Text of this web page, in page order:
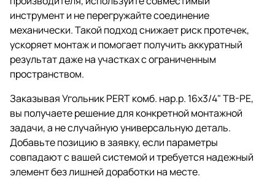
инструмент и не перегружайте соединение
механически. Такой подход снижает риск протечек,
ускоряет монтаж и помогает получить аккуратный
результат даже на участках с ограниченным
пространством.
Заказывая Угольник PERT комб. нар.р. 16x3/4" TB-PE,
вы получаете решение для конкретной монтажной
задачи, а не случайную универсальную деталь.
Добавьте позицию в заявку, если параметры
совпадают с вашей системой и требуется надежный
элемент без лишней доработки на месте.